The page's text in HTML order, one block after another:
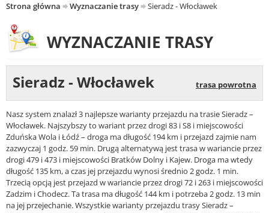
Strona główna Wyznaczanie trasy Sieradz - Włocławek
WYZNACZANIE TRASY
Sieradz - Włocławek trasa powrotna
Nasz system znalazł 3 najlepsze warianty przejazdu na trasie Sieradz –
Włocławek. Najszybszy to wariant przez drogi 83 i S8 i miejscowości
Zduńska Wola i Łódź – droga ma długość 194 km i przejazd zajmie nam
zazwyczaj 1 godz. 59 min. Drugą alternatywą jest trasa w wariancie przez
drogi 479 i 473 i miejscowości Bratków Dolny i Kajew. Droga ma wtedy
długość 135 km, a czas jej przejazdu wynosi średnio 2 godz. 1 min.
Trzecią opcją jest przejazd w wariancie przez drogi 72 i 263 i miejscowości
Zadzim i Chodecz. Ta trasa ma długość 144 km i potrzeba 2 godz. 13 min
na jej przejechanie. Wszystkie warianty przejazdu trasy Sieradz –